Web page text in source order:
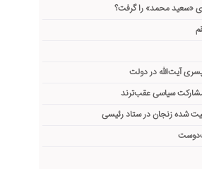
«سعید محمد» را گرفت؟
آیت‌الله در دولت
سیاسی عقب‌ترند
شده زنجان در ستاد رئیسی